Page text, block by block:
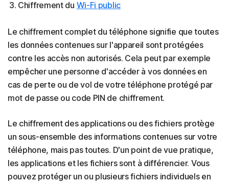
Chiffrement du Wi-Fi public
Le chiffrement complet du téléphone signifie que toutes
les données contenues sur l'appareil sont protégées
contre les accès non autorisés. Cela peut par exemple
empêcher une personne d'accéder à vos données en
cas de perte ou de vol de votre téléphone protégé par
mot de passe ou code PIN de chiffrement.
Le chiffrement des applications ou des fichiers protège
un sous-ensemble des informations contenues sur votre
téléphone, mais pas toutes. D'un point de vue pratique,
les applications et les fichiers sont à différencier. Vous
pouvez protéger un ou plusieurs fichiers individuels en